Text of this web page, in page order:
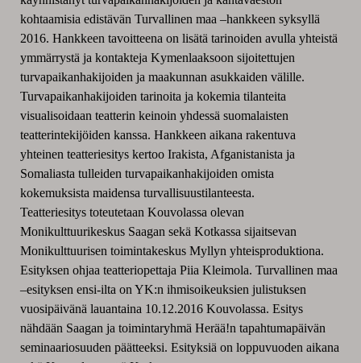
kohtaamisia edistävän Turvallinen maa –hankkeen syksyllä
2016. Hankkeen tavoitteena on lisätä tarinoiden avulla yhteistä
ymmärrystä ja kontakteja Kymenlaaksoon sijoitettujen
turvapaikanhakijoiden ja maakunnan asukkaiden välille.
Turvapaikanhakijoiden tarinoita ja kokemia tilanteita
visualisoidaan teatterin keinoin yhdessä suomalaisten
teatterintekijöiden kanssa. Hankkeen aikana rakentuva
yhteinen teatteriesitys kertoo Irakista, Afganistanista ja
Somaliasta tulleiden turvapaikanhakijoiden omista
kokemuksista maidensa turvallisuustilanteesta.
Teatteriesitys toteutetaan Kouvolassa olevan
Monikulttuurikeskus Saagan sekä Kotkassa sijaitsevan
Monikulttuurisen toimintakeskus Myllyn yhteisproduktiona.
Esityksen ohjaa teatteriopettaja Piia Kleimola. Turvallinen maa
–esityksen ensi-ilta on YK:n ihmisoikeuksien julistuksen
vuosipäivänä lauantaina 10.12.2016 Kouvolassa. Esitys
nähdään Saagan ja toimintaryhmä Herää!n tapahtumapäivän
seminaariosuuden päätteeksi. Esityksiä on loppuvuoden aikana